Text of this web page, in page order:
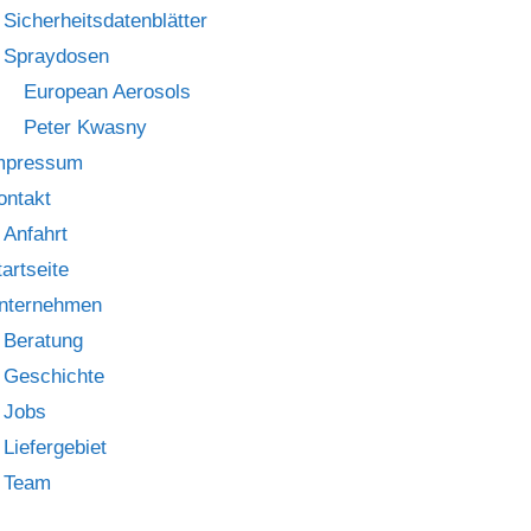
Sicherheitsdatenblätter
Spraydosen
European Aerosols
Peter Kwasny
Anfahrt
Beratung
Geschichte
Jobs
Liefergebiet
Team